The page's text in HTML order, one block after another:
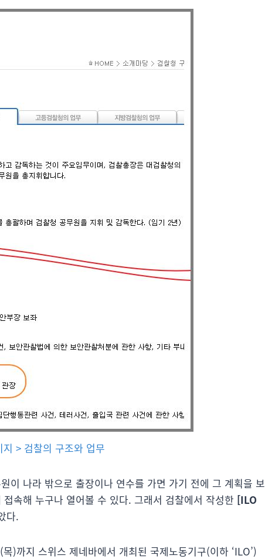
> 검찰의 구조와 업무
이 나라 밖으로 출장이나 연수를 가면 가기 전에 그 계획을 보
속해 누구나 열어볼 수 있다. 그래서 검찰에서 작성한 [ILO
다.
)까지 스위스 제네바에서 개최된 국제노동기구(이하 ‘ILO’)